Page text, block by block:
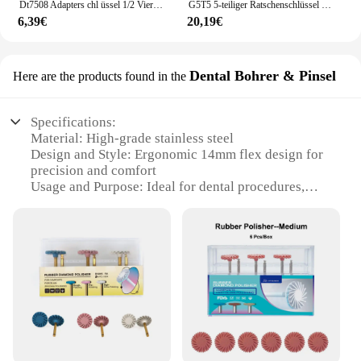
Dt7508 Adapters chl üssel 1/2 Vierkant schrauben dreher 1/4 Sechs kant schrauben dreher Maschinen schlüssel adapter
6,39€
G5T5 5-teiliger Ratschenschlüssel mit flexiblem Kopf, Doppelgelenk, langer metrischer Ratschenschlüssel, Autoschlüssel für
20,19€
Here are the products found in the Dental Bohrer & Pinsel
Specifications:
Material: High-grade stainless steel
Design and Style: Ergonomic 14mm flex design for
precision and comfort
Usage and Purpose: Ideal for dental procedures,
Parts and Accessories: Includes a Bohrer and Pinsel
set for versatile use
Shape or Size or Weight or Quantity: Compact and
lightweight for ease of handling
Features:
**Precision and Comfort in Dental Care**